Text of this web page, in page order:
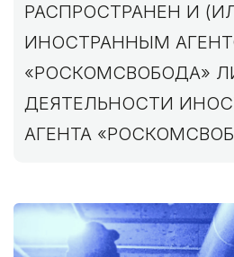
РАСПРОСТРАНЕН И
ИНОСТРАННЫМ
«РОСКОМСВОБОДА»
ДЕЯТЕЛЬНОСТИ
АГЕНТА